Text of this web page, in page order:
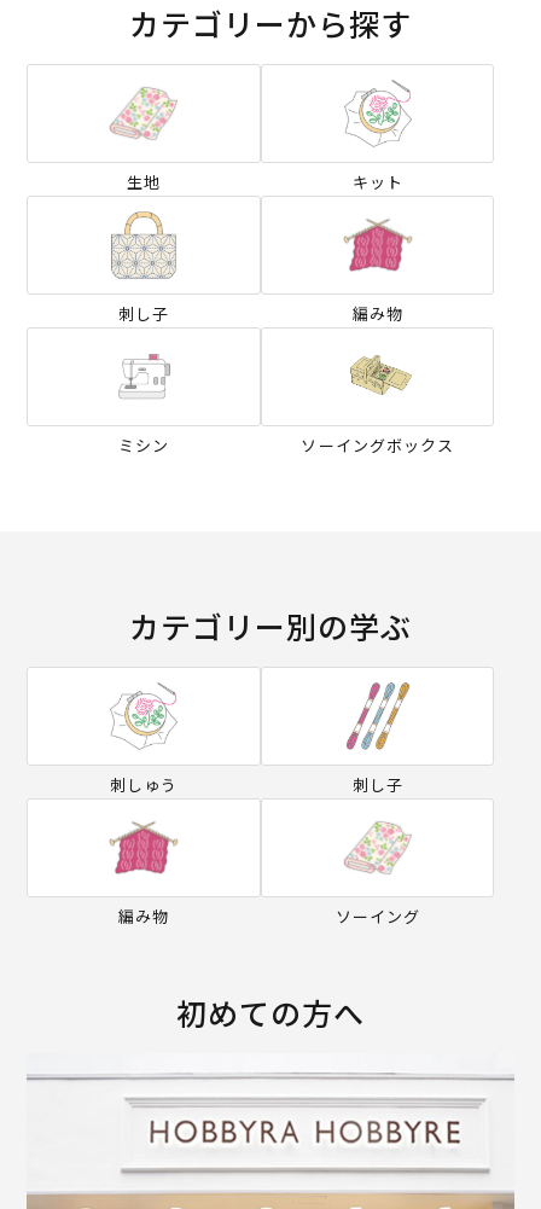
カテゴリーから探す
生地 キット
刺し子 編み物
ミシン ソーイングボックス
カテゴリー別の学ぶ
刺しゅう 刺し子
編み物 ソーイング
初めての方へ